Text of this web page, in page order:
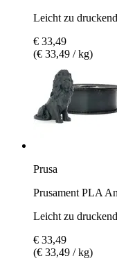
Leicht zu
€ 33,49
(€ 33,49 / kg)
Prusa
Prusament PLA
Leicht zu
€ 33,49
(€ 33,49 / kg)